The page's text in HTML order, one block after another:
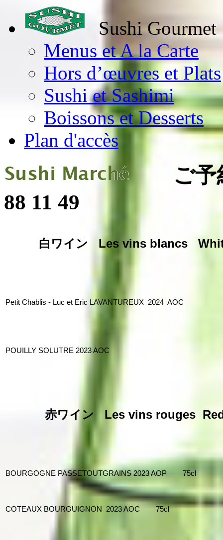
Sushi Gourmet
Menus et A la Carte
Hors d’œuvres et Plats
Sushi et Sashimi
Boissons et Desserts
Plan d'accès
ご予約
88 11 49
白ワイン Les vins blancs
Petit Chablis - Luc et Eric LAVANTUREUX 2024 AOC
POUILLY SOLUTRE 2023 AOC
赤ワイン Les vins rouges
BOURGOGNE PASSETOUTGRAINS 2023 AOP 75cl
COTEAUX BOURGUIGNON 2023 AOC 75cl